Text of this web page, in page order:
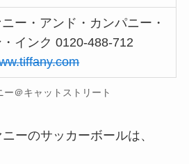
ー・アンド・カンパニー・
インク 0120-488-712
ー＠キャットストリート
ーのサッカーボールは、